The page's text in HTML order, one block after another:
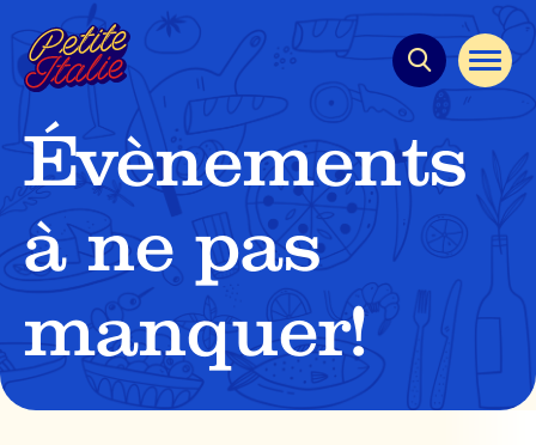
Navigation
rapide
Ouvrir
la
du
Évènements
à ne pas
manquer!